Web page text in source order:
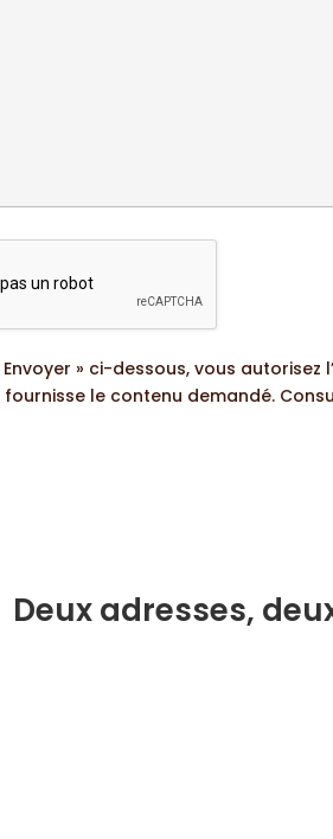
Envoyer » ci-dessous, vous
fournisse le contenu demandé.
Deux adresses,